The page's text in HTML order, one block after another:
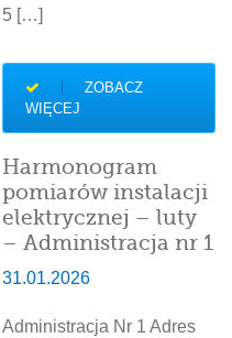
5 […]
ZOBACZ
WIĘCEJ
Harmonogram
pomiarów instalacji
elektrycznej – luty
– Administracja nr 1
31.01.2026
Administracja Nr 1 Adres